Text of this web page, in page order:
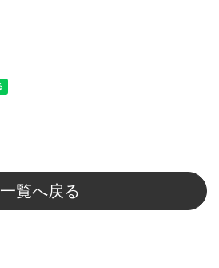
一覧へ戻る